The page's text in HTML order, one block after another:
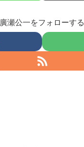
廣瀬公一をフォローする